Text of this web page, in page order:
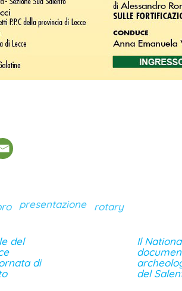
presentazione rotary
del
di
Il
del